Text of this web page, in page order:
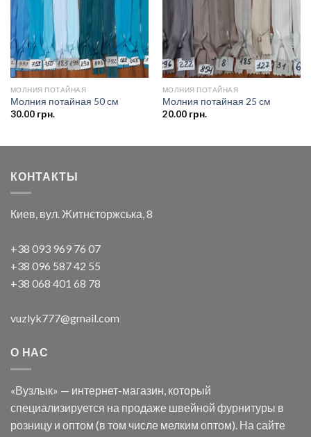
МОЛНИЯ ПОТАЙНАЯ
Молния потайная 50 см
30.00грн.
МОЛНИЯ ПОТАЙНАЯ
Молния потайная 25 см
20.00грн.
КОНТАКТЫ
Киев, вул. Житнєторжська, 8
+38 093 969 76 07
+38 096 587 42 55
+38 068 401 68 78
vuzlyk777@gmail.com
О НАС
«Вузлык» — интернет-магазин, который
специализируется на продаже швейной фурнитуры в
розницу и оптом (в том числе мелким оптом). На сайте